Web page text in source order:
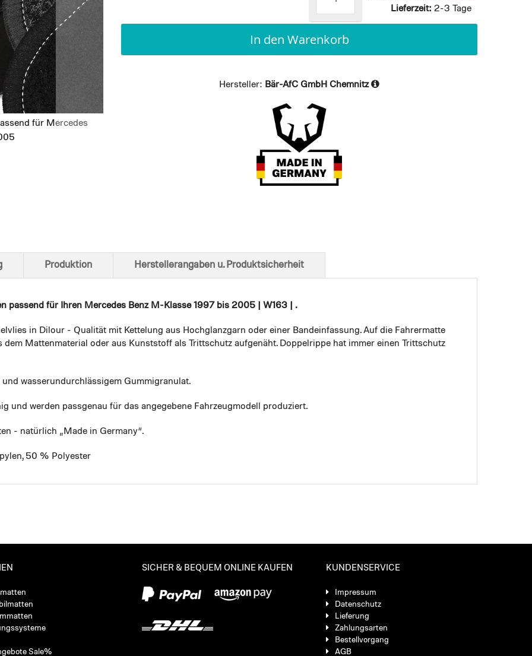
für Mercedes
Ansicht von unten
Lieferzeit: 2-3 Tage
In den Warenkorb
Hersteller: Bär-AfC GmbH Chemnitz
passend für Ihren Mercedes Benz M-Klasse 1997 bis 2005 | W163 | .
in Dilour - Qualität mit Kettelung aus Hochglanzgarn oder einer Bandeinfassung. Auf die Fahrermatte
Mattenmaterial oder aus Kunststoff als Trittschutz aufgenäht. Doppelrippe hat immer einen Trittschutz
wasserundurchlässigem Gummigranulat.
und werden passgenau für das angegebene Fahrzeugmodell produziert.
- natürlich „Made in Germany“.
50 % Polyester
Produktion Herstellerangaben u. Produktsicherheit
Sale%
SICHER & BEQUEM ONLINE KAUFEN KUNDENSERVICE
Impressum
Datenschutz
Lieferung
Zahlungsarten
Bestellvorgang
AGB